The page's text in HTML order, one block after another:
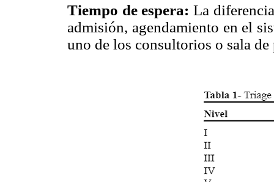
Tiempo de espera: La
admisión, agendamiento en el
uno de los consultorios o sala